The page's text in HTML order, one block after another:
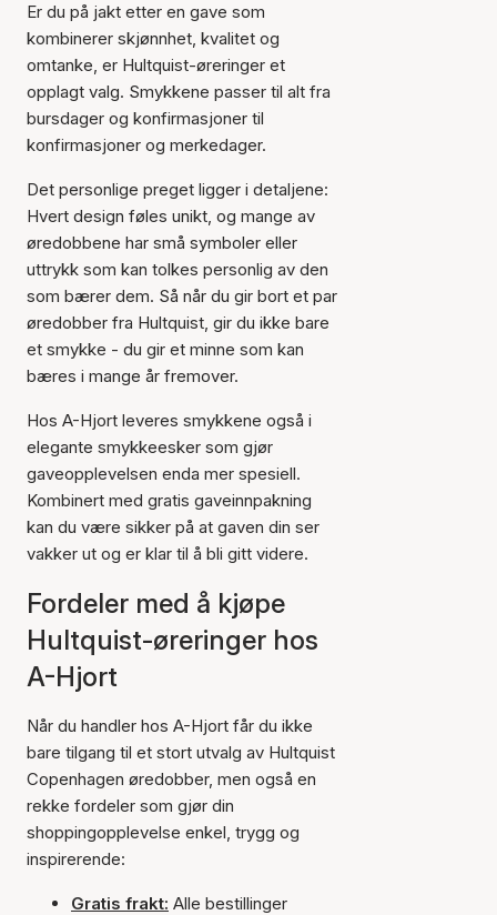
Er du på jakt etter en gave som
kombinerer skjønnhet, kvalitet og
omtanke, er Hultquist-øreringer et
opplagt valg. Smykkene passer til alt fra
bursdager og konfirmasjoner til
konfirmasjoner og merkedager.
Det personlige preget ligger i detaljene:
Hvert design føles unikt, og mange av
øredobbene har små symboler eller
uttrykk som kan tolkes personlig av den
som bærer dem. Så når du gir bort et par
øredobber fra Hultquist, gir du ikke bare
et smykke - du gir et minne som kan
bæres i mange år fremover.
Hos A-Hjort leveres smykkene også i
elegante smykkeesker som gjør
gaveopplevelsen enda mer spesiell.
Kombinert med gratis gaveinnpakning
kan du være sikker på at gaven din ser
vakker ut og er klar til å bli gitt videre.
Fordeler med å kjøpe
Hultquist-øreringer hos
A-Hjort
Når du handler hos A-Hjort får du ikke
bare tilgang til et stort utvalg av Hultquist
Copenhagen øredobber, men også en
rekke fordeler som gjør din
shoppingopplevelse enkel, trygg og
inspirerende:
Gratis frakt: Alle bestillinger